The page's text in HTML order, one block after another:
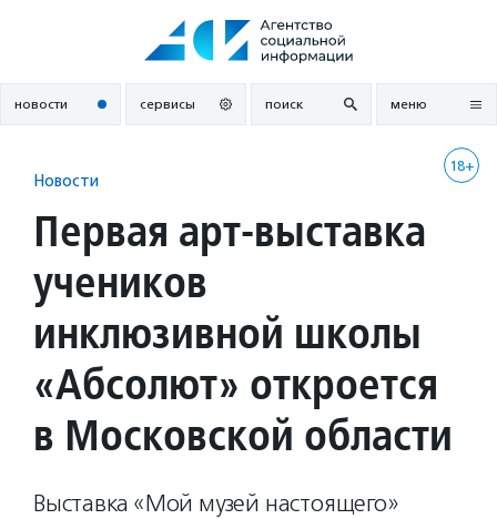
новости сервисы поиск меню
18+
Новости
Первая арт-выставка
учеников
инклюзивной школы
«Абсолют» откроется
в Московской области
Выставка «Мой музей настоящего»